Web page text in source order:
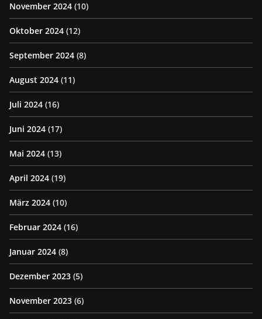
November 2024 (10)
Oktober 2024 (12)
September 2024 (8)
August 2024 (11)
Juli 2024 (16)
Juni 2024 (17)
Mai 2024 (13)
April 2024 (19)
März 2024 (10)
Februar 2024 (16)
Januar 2024 (8)
Dezember 2023 (5)
November 2023 (6)